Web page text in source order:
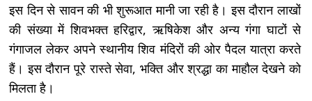
इस दिन से सावन की भी शुरूआत मानी जा रही है। इस दौरान लाखों
की संख्या में शिवभक्त हरिद्वार, ऋषिकेश और अन्य गंगा घाटों से
गंगाजल लेकर अपने स्थानीय शिव मंदिरों की ओर पैदल यात्रा करते
हैं। इस दौरान पूरे रास्ते सेवा, भक्ति और श्रद्धा का माहौल देखने को
मिलता है।